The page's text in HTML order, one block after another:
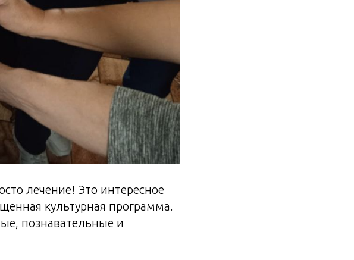
лечение! Это интересное
культурная программа.
познавательные и